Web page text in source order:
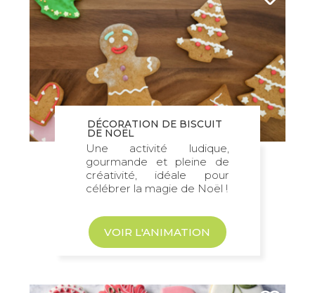
DÉCORATION DE BISCUIT
DE NOËL
Une activité ludique,
gourmande et pleine de
créativité, idéale pour
célébrer la magie de Noël !
VOIR L'ANIMATION